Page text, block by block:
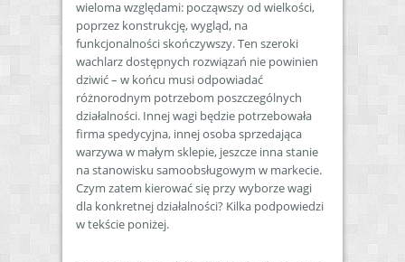
wieloma względami: począwszy od wielkości,
poprzez konstrukcję, wygląd, na
funkcjonalności skończywszy. Ten szeroki
wachlarz dostępnych rozwiązań nie powinien
dziwić – w końcu musi odpowiadać
różnorodnym potrzebom poszczególnych
działalności. Innej wagi będzie potrzebowała
firma spedycyjna, innej osoba sprzedająca
warzywa w małym sklepie, jeszcze inna stanie
na stanowisku samoobsługowym w markecie.
Czym zatem kierować się przy wyborze wagi
dla konkretnej działalności? Kilka podpowiedzi
w tekście poniżej.